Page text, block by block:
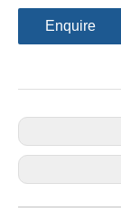
Enquire